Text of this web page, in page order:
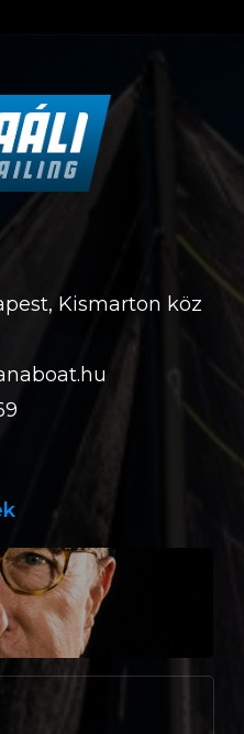
Kismarton köz